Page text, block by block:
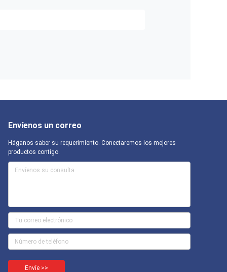
Envíenos un correo
Háganos saber su requerimiento. Conectaremos los mejores
productos contigo.
Envíe >>